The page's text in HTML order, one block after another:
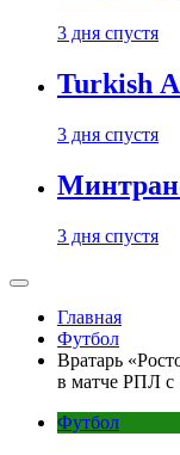
3 дня спустя
Turkish
3 дня спустя
3 дня спустя
Главная
Футбол
Вратарь
в матче РПЛ с
Футбол